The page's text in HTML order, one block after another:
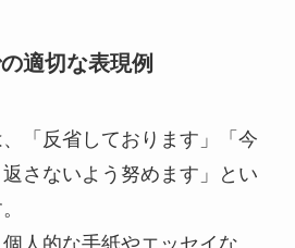
適切な表現例
「反省しております」「今
さないよう努めます」とい
人的な手紙やエッセイな